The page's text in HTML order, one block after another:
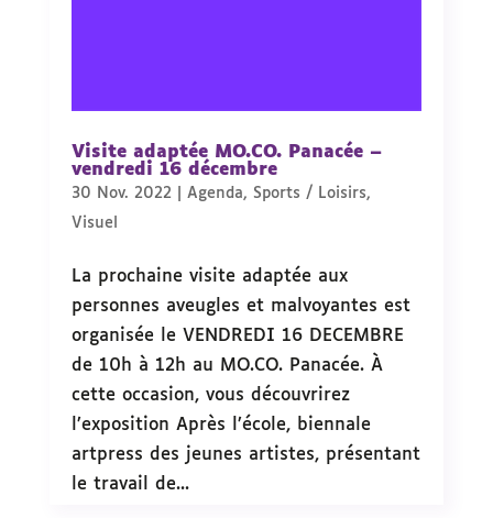
Visite adaptée MO.CO. Panacée –
vendredi 16 décembre
30 Nov. 2022 Agenda, Sports / Loisirs,
Visuel
La prochaine visite adaptée aux
personnes aveugles et malvoyantes est
organisée le VENDREDI 16 DECEMBRE
de 10h à 12h au MO.CO. Panacée. À
cette occasion, vous découvrirez
l’exposition Après l’école, biennale
artpress des jeunes artistes, présentant
le travail de...